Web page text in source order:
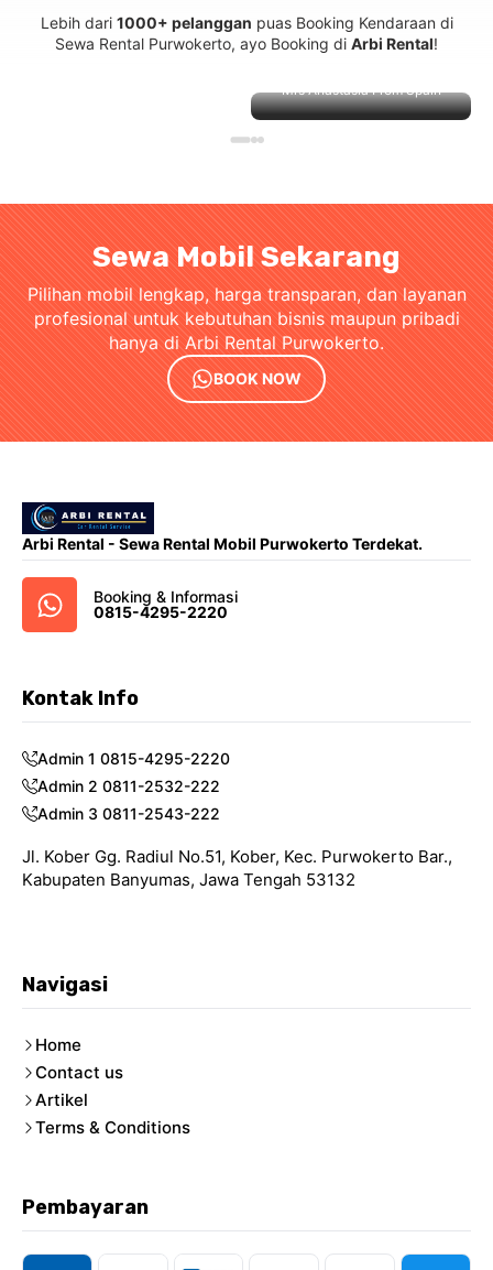
Lebih dari 1000+ pelanggan puas Booking Kendaraan di
Sewa Rental Purwokerto, ayo Booking di Arbi Rental!
Mrs Anastasia From Spain
Sewa Mobil Sekarang
Pilihan mobil lengkap, harga transparan, dan layanan
profesional untuk kebutuhan bisnis maupun pribadi
hanya di Arbi Rental Purwokerto.
BOOK NOW
Arbi Rental - Sewa Rental Mobil Purwokerto Terdekat.
Booking & Informasi
0815-4295-2220
Kontak Info
Admin 1 0815-4295-2220
Admin 2 0811-2532-222
Admin 3 0811-2543-222
Jl. Kober Gg. Radiul No.51, Kober, Kec. Purwokerto Bar.,
Kabupaten Banyumas, Jawa Tengah 53132
Navigasi
Home
Contact us
Artikel
Terms & Conditions
Pembayaran